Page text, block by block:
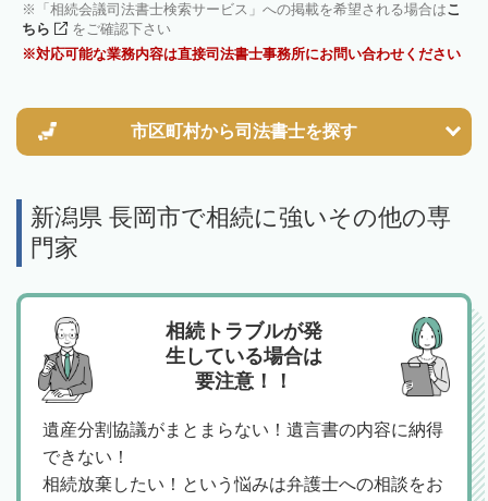
「相続会議司法書士検索サービス」への掲載を希望される場合はこ
ちら
をご確認下さい
対応可能な業務内容は直接司法書士事務所にお問い合わせください
市区町村から司法書士を探す
新潟県 長岡市で相続に強いその他の専
門家
相続トラブルが発
生している場合は
要注意！！
遺産分割協議がまとまらない！遺言書の内容に納得
できない！
相続放棄したい！という悩みは弁護士への相談をお